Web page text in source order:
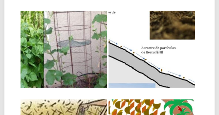
15.11.20
AGRICULTURA
URBANA- COMIDA
HECHA EN CASA-
5 PASOS A SEGUIR
Con los precios de los
alimentos frescos subiendo
todos los días,...
CULTIVOS DE
COBERTURA EN
EL TRÓPICO
Los cultivos de cobertura son
cultivos que se siembran, no
18.10.20 22.02.19